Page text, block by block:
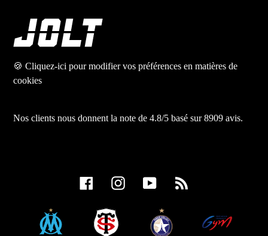
🍪 Cliquez-ici pour modifier vos préférences en matières de
cookies
Nos clients nous donnent la note de 4.8/5 basé sur 8909 avis.
FacebookInstagram YouTube